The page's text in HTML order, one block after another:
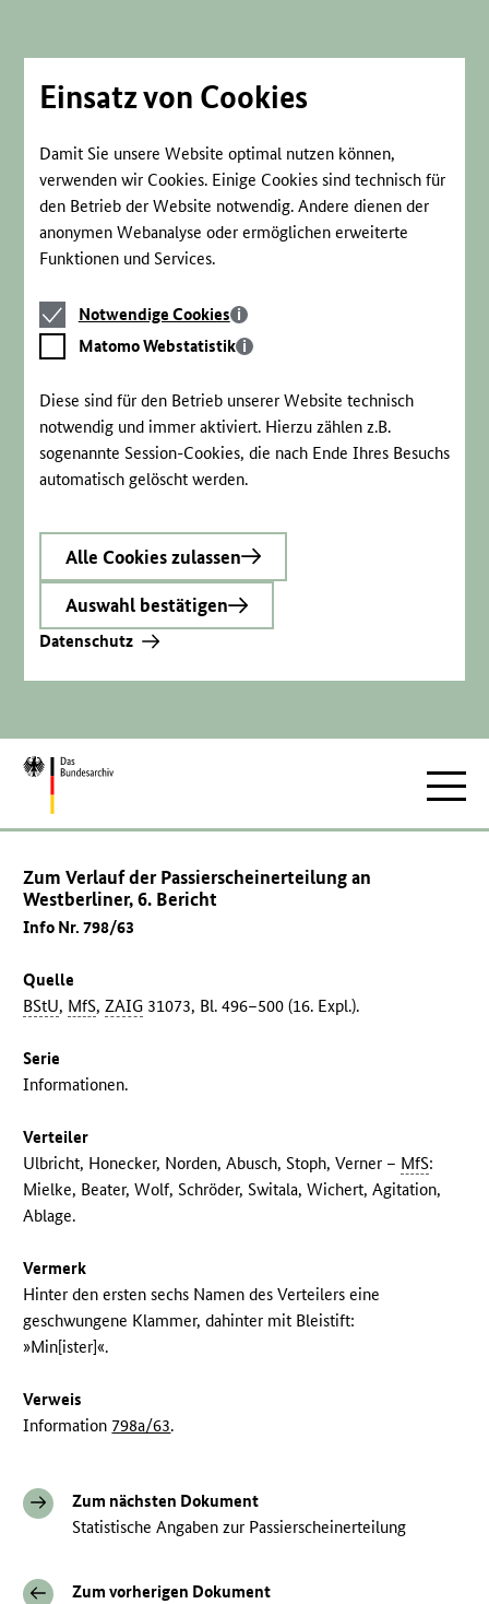
Einsatz von Cookies
Damit Sie unsere Website optimal nutzen können,
verwenden wir Cookies. Einige Cookies sind technisch für
den Betrieb der Website notwendig. Andere dienen der
anonymen Webanalyse oder ermöglichen erweiterte
Funktionen und Services.
Notwendige
Cookies
Notwendige Cookies
Matomo
Webstatistik
Matomo Webstatistik
Diese sind für den Betrieb unserer Website technisch
notwendig und immer aktiviert. Hierzu zählen z.B.
sogenannte Session-Cookies, die nach Ende Ihres Besuchs
automatisch gelöscht werden.
Alle Cookies zulassen
Auswahl bestätigen
Datenschutz
Zur
Zum Verlauf der Passierscheinerteilung an
Westberliner, 6. Bericht
Info Nr. 798/63
Quelle
BStU, MfS,ZAIG 31073, Bl. 496–500 (16. Expl.).
Serie
Informationen.
Verteiler
Ulbricht, Honecker, Norden, Abusch, Stoph, Verner – MfS:
Mielke, Beater, Wolf, Schröder, Switala, Wichert, Agitation,
Ablage.
Vermerk
Hinter den ersten sechs Namen des Verteilers eine
geschwungene Klammer, dahinter mit Bleistift:
»Min[ister]«.
Verweis
Information 798a/63.
Zum nächsten Dokument
Statistische Angaben zur Passierscheinerteilung
Zum vorherigen Dokument